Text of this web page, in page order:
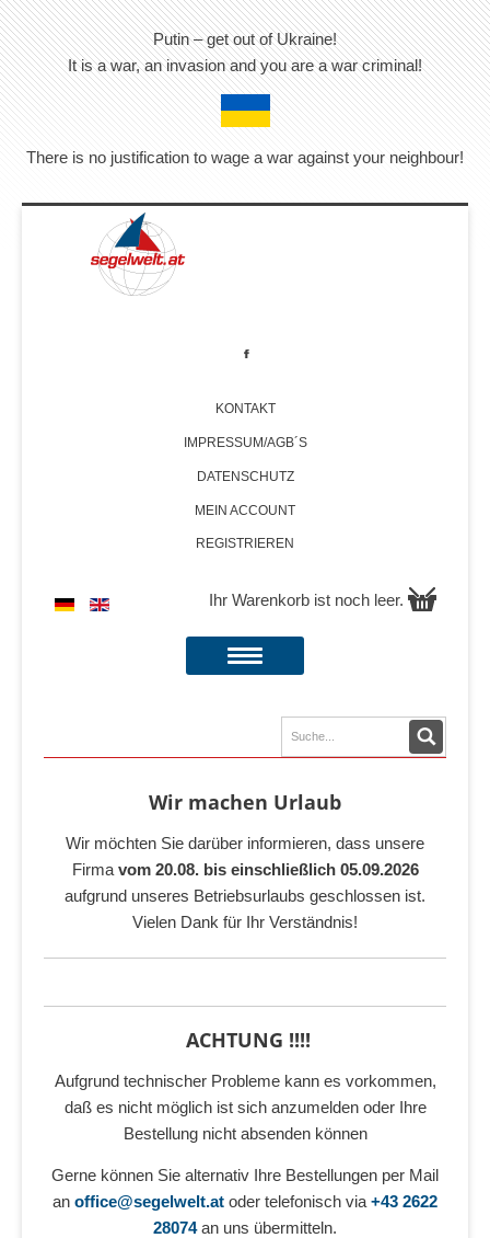
Putin – get out of Ukraine!
It is a war, an invasion and you are a war criminal!
There is no justification to wage a war against your neighbour!
KONTAKT
IMPRESSUM/AGB´S
DATENSCHUTZ
MEIN ACCOUNT
REGISTRIEREN
Ihr Warenkorb ist noch leer.
Wir machen Urlaub
Wir möchten Sie darüber informieren, dass unsere
Firma vom 20.08. bis einschließlich 05.09.2026
aufgrund unseres Betriebsurlaubs geschlossen ist.
Vielen Dank für Ihr Verständnis!
ACHTUNG !!!!
Aufgrund technischer Probleme kann es vorkommen,
daß es nicht möglich ist sich anzumelden oder Ihre
Bestellung nicht absenden können
Gerne können Sie alternativ Ihre Bestellungen per Mail
an office@segelwelt.at oder telefonisch via +43 2622
28074an uns übermitteln.